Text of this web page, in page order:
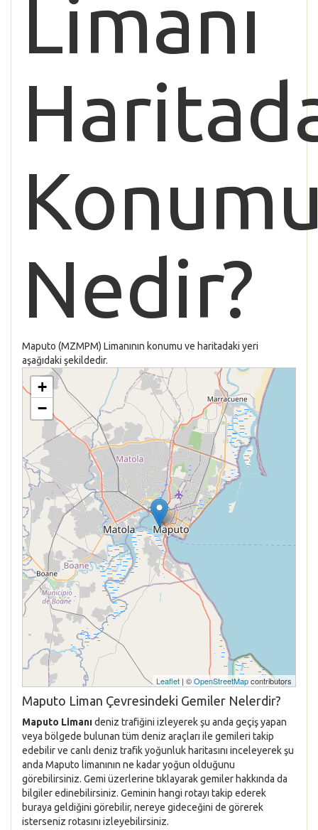
Limanı
Nedir?
Maputo (MZMPM) Limanının konumu ve haritadaki yeri
aşağıdaki şekildedir.
+
−
Leaflet | ©OpenStreetMapcontributors
Maputo Liman Çevresindeki Gemiler Nelerdir?
Maputo Limanıdeniz trafiğini izleyerek şu anda geçiş yapan
veya bölgede bulunan tüm deniz araçları ile gemileri takip
edebilir ve canlı deniz trafik yoğunluk haritasını inceleyerek şu
anda Maputo limanının ne kadar yoğun olduğunu
görebilirsiniz. Gemi üzerlerine tıklayarak gemiler hakkında da
bilgiler edinebilirsiniz. Geminin hangi rotayı takip ederek
buraya geldiğini görebilir, nereye gideceğini de görerek
isterseniz rotasını izleyebilirsiniz.